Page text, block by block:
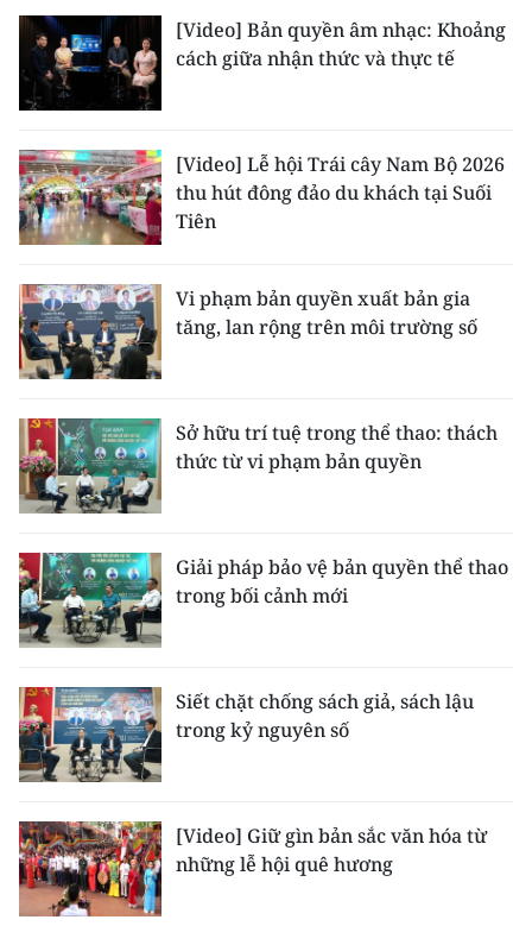
[Video] Bản quyền âm nhạc: Khoảng
cách giữa nhận thức và thực tế
[Video] Lễ hội Trái cây Nam Bộ 2026
thu hút đông đảo du khách tại Suối
Tiên
Vi phạm bản quyền xuất bản gia
tăng, lan rộng trên môi trường số
Sở hữu trí tuệ trong thể thao: thách
thức từ vi phạm bản quyền
Giải pháp bảo vệ bản quyền thể thao
trong bối cảnh mới
Siết chặt chống sách giả, sách lậu
trong kỷ nguyên số
[Video] Giữ gìn bản sắc văn hóa từ
những lễ hội quê hương